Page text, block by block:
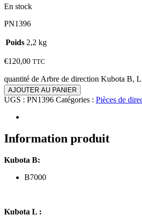
En stock
PN1396
Poids 2,2 kg
€120,00 TTC
quantité de Arbre de direction Kubota B,
AJOUTER AU PANIER
UGS : PN1396 Catégories : Pièces de
Information produit
Kubota B:
B7000
Kubota L :